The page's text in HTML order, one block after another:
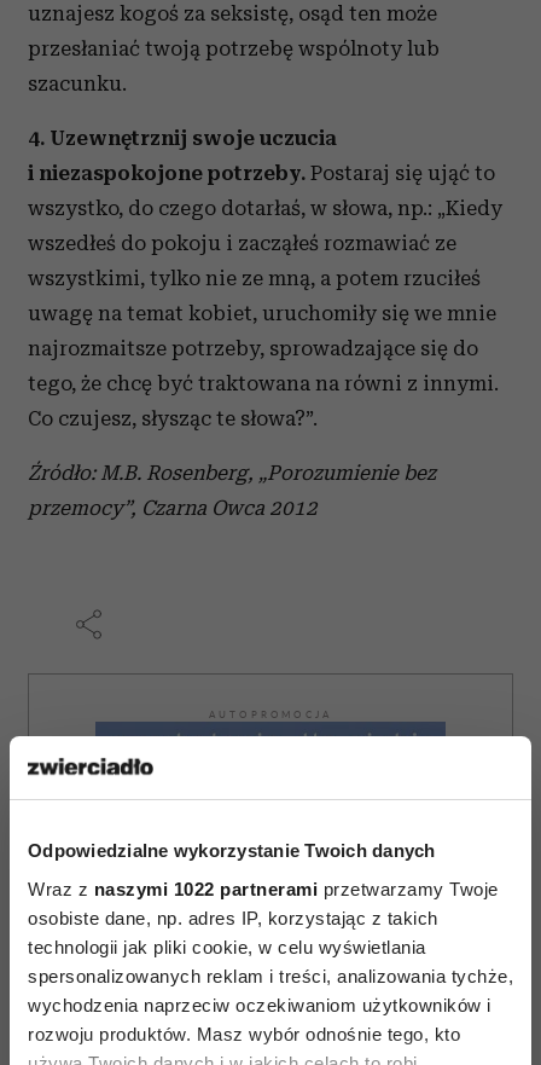
Odpowiedzialne wykorzystanie Twoich danych
Wraz z naszymi 1022 partnerami przetwarzamy Twoje
osobiste dane, np. adres IP, korzystając z takich
technologii jak pliki cookie, w celu wyświetlania
spersonalizowanych reklam i treści, analizowania tychże,
wychodzenia naprzeciw oczekiwaniom użytkowników i
rozwoju produktów. Masz wybór odnośnie tego, kto
uznajesz kogoś za seksistę, osąd ten może
przesłaniać twoją potrzebę wspólnoty lub
szacunku.
4. Uzewnętrznij swoje uczucia
i niezaspokojone potrzeby. Postaraj się ująć to
wszystko, do czego dotarłaś, w słowa, np.: „Kiedy
wszedłeś do pokoju i zacząłeś rozmawiać ze
wszystkimi, tylko nie ze mną, a potem rzuciłeś
uwagę na temat kobiet, uruchomiły się we mnie
najrozmaitsze potrzeby, sprowadzające się do
tego, że chcę być traktowana na równi z innymi.
Co czujesz, słysząc te słowa?”.
Źródło: M.B. Rosenberg, „Porozumienie bez
przemocy”, Czarna Owca 2012
AUTOPROMOCJA